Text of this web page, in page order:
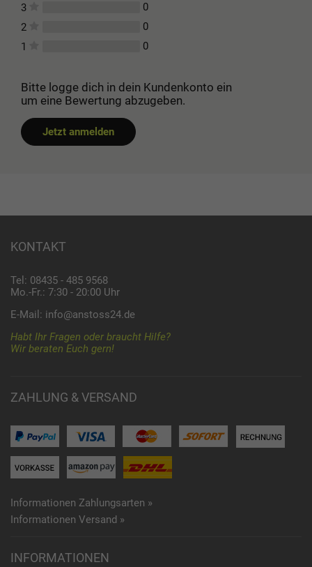
3
0
2
0
1
0
Bitte logge dich in dein Kundenkonto ein
um eine Bewertung abzugeben.
Jetzt anmelden
KONTAKT
Tel: 08435 - 485 9568
Mo.-Fr.: 7:30 - 20:00 Uhr
E-Mail: info@anstoss24.de
Habt Ihr Fragen oder braucht Hilfe?
Wir beraten Euch gern!
ZAHLUNG & VERSAND
Informationen Zahlungsarten »
Informationen Versand »
INFORMATIONEN